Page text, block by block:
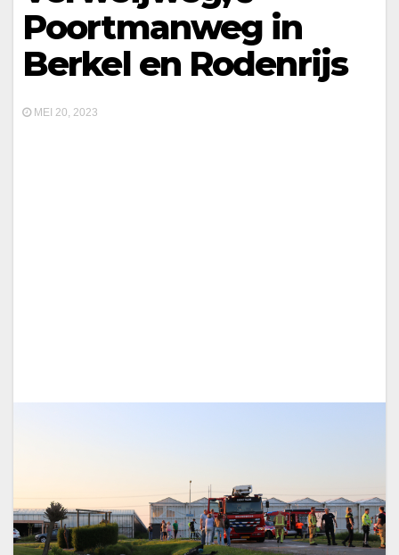
Poortmanweg in
Berkel en Rodenrijs
MEI 20, 2023